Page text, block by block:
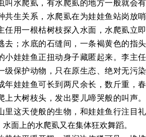
叫水爬虱，有水爬虱的地方一般就会有
共生关系，水爬虱在为娃娃鱼站岗放哨
任用一根枯树枝探入水面，水爬虱立即
去；水底的石缝间，一条褐黄色的指头
小娃娃鱼正扭动身子藏匿起来。李主任
级保护动物，只在原生态、绝对无污染
年娃娃鱼可长到两尺余长，数斤重，春
上大树枝头，发出婴儿啼哭般的叫声。
里这天使般的生物，和娃娃鱼行注目礼
面上的水爬虱又在集体狂欢舞蹈。